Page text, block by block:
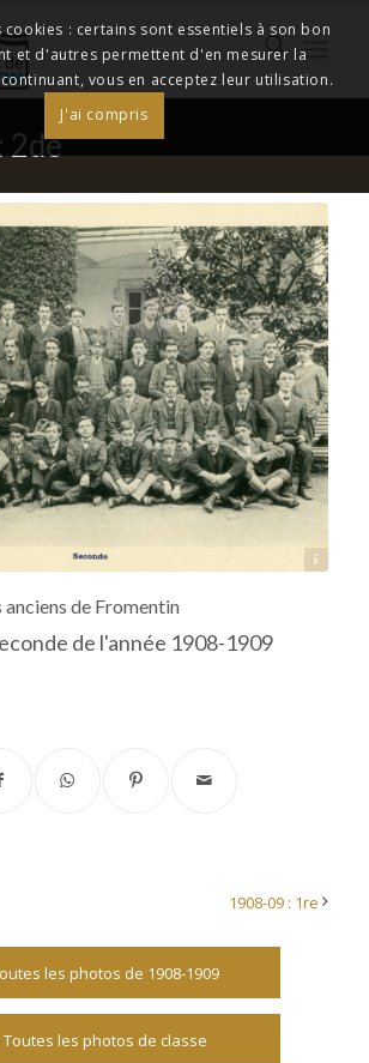
2de
Source : collège-lycée Fromentin
de Fromentin
de l'année 1908-1909
1908-09 : 1re
les photos de 1908-1909
Toutes les photos de classe
cookies : certains sont essentiels à son bon
et d'autres permettent d'en mesurer la
vous en acceptez leur utilisation.
J'ai compris